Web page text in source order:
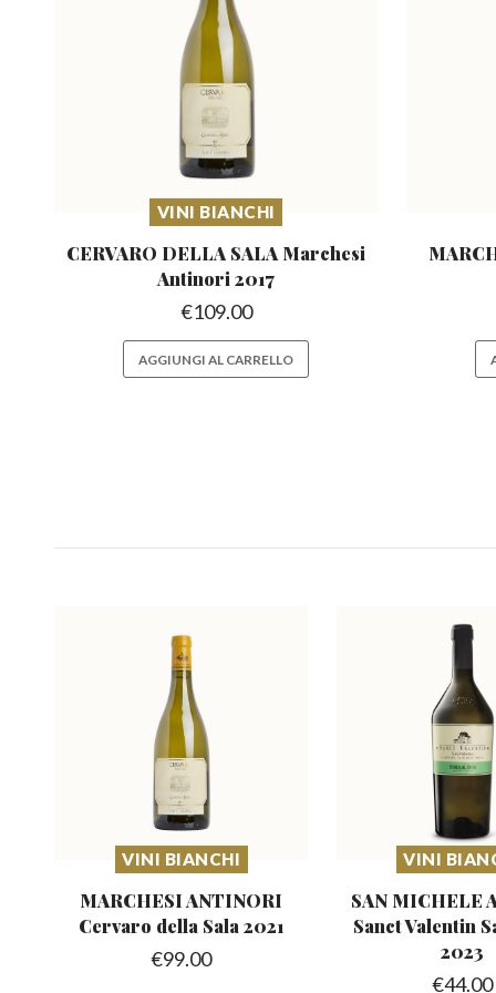
VINI BIANCHI
CERVARO DELLA SALA Marchesi
Antinori 2017
€109.00
AGGIUNGI AL CARRELLO
VINI BIANCHI
MARCHESI ANTINORI
Cervaro della Sala 2021
€99.00
VINI
SAN MICHELE
SanctValentin
2023
€44.00